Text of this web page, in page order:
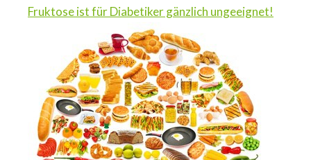
Fruktose ist für Diabetiker gänzlich ungeeignet!